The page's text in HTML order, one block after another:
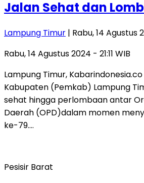
Jalan Sehat dan
Lampung Timur | Rabu, 14 Agustus
Rabu, 14 Agustus 2024 - 21:11 WIB
Lampung Timur,
Kabupaten (Pemkab) Lampung
sehat hingga perlombaan antar
Daerah (OPD)dalam momen
ke-79….
Pesisir Barat